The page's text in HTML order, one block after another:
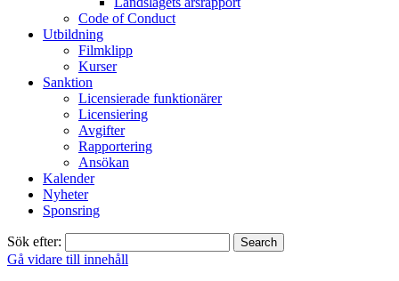
Code of Conduct
Utbildning
Filmklipp
Kurser
Sanktion
Licensierade funktionärer
Licensiering
Avgifter
Rapportering
Ansökan
Kalender
Nyheter
Sponsring
Sök efter:
Gå vidare till innehåll